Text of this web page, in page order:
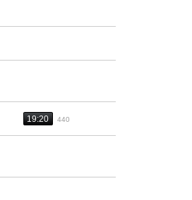
19:20 440